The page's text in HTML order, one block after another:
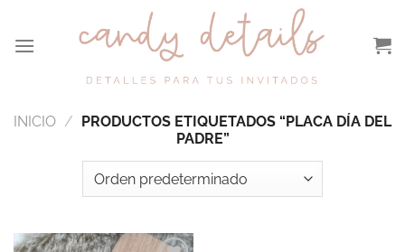
contenido
INICIO / PRODUCTOS ETIQUETADOS “PLACA DÍA DEL
PADRE”